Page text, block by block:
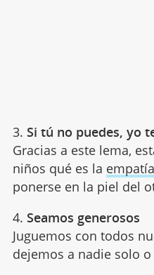
3. Si tú no puedes, yo
Gracias a este lema,
niños qué es la empatía
ponerse en la piel del
4. Seamos generosos
Juguemos con todos
dejemos a nadie solo